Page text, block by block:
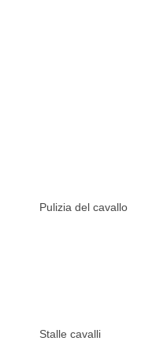
Pulizia del cavallo
Stalle cavalli